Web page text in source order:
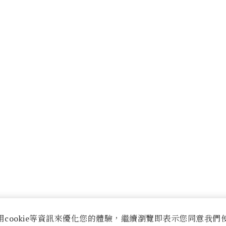
cookie等資訊來優化您的體驗，繼續瀏覽即表示您同意我們